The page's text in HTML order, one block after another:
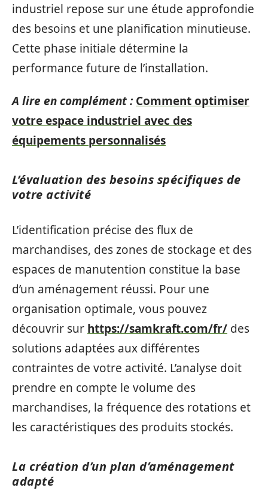
industriel repose sur une étude approfondie
des besoins et une planification minutieuse.
Cette phase initiale détermine la
performance future de l’installation.
A lire en complément : Comment optimiser
votre espace industriel avec des
équipements personnalisés
L’évaluation des besoins spécifiques de
votre activité
L’identification précise des flux de
marchandises, des zones de stockage et des
espaces de manutention constitue la base
d’un aménagement réussi. Pour une
organisation optimale, vous pouvez
découvrir sur https://samkraft.com/fr/ des
solutions adaptées aux différentes
contraintes de votre activité. L’analyse doit
prendre en compte le volume des
marchandises, la fréquence des rotations et
les caractéristiques des produits stockés.
La création d’un plan d’aménagement
adapté